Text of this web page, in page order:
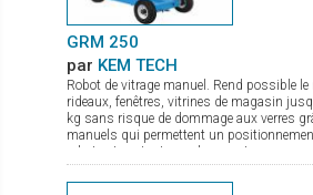
GRM 250
par KEM TECH
Robot de vitrage manuel. Rend possible
rideaux, fenêtres, vitrines de magasin
kg sans risque de dommage aux verres
manuels qui permettent un
robot est surtout pour les monteurs une
puisque la pose des lourds vitrages se
effort physique. Pour l’entreprise c’est de